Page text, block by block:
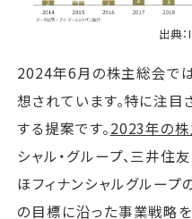
出典：
2024年6月の株主総会で
想されています。特に注
する提案です。2023年の株
シャル・グループ、三井住
ほフィナンシャルグループ
の目標に沿った事業戦略